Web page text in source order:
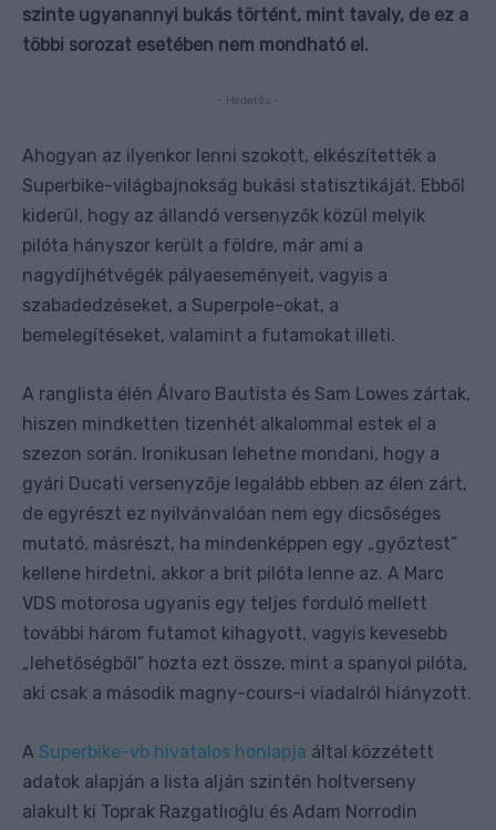
szinte ugyanannyi bukás történt, mint tavaly, de ez a
többi sorozat esetében nem mondható el.
- Hirdetés -
Ahogyan az ilyenkor lenni szokott, elkészítették a
Superbike-világbajnokság bukási statisztikáját. Ebből
kiderül, hogy az állandó versenyzők közül melyik
pilóta hányszor került a földre, már ami a
nagydíjhétvégék pályaeseményeit, vagyis a
szabadedzéseket, a Superpole-okat, a
bemelegítéseket, valamint a futamokat illeti.
A ranglista élén Álvaro Bautista és Sam Lowes zártak,
hiszen mindketten tizenhét alkalommal estek el a
szezon során. Ironikusan lehetne mondani, hogy a
gyári Ducati versenyzője legalább ebben az élen zárt,
de egyrészt ez nyilvánvalóan nem egy dicsőséges
mutató, másrészt, ha mindenképpen egy „győztest”
kellene hirdetni, akkor a brit pilóta lenne az. A Marc
VDS motorosa ugyanis egy teljes forduló mellett
további három futamot kihagyott, vagyis kevesebb
„lehetőségből” hozta ezt össze, mint a spanyol pilóta,
aki csak a második magny-cours-i viadalról hiányzott.
A Superbike-vb hivatalos honlapja által közzétett
adatok alapján a lista alján szintén holtverseny
alakult ki Toprak Razgatlıoğlu és Adam Norrodin